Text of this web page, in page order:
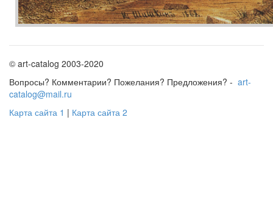
© art-catalog 2003-2020
Вопросы? Комментарии? Пожелания? Предложения? - art-
catalog@mail.ru
Карта сайта 1 | Карта сайта 2